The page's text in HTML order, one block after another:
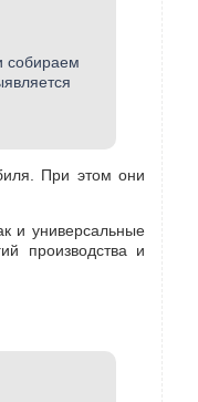
собираем
При этом они
и универсальные
производства и